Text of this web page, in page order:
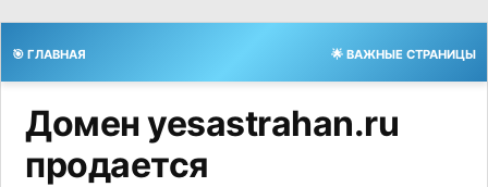
🎯 ГЛАВНАЯ 🌟 ВАЖНЫЕ СТРАНИЦЫ
Домен yesastrahan.ru
продается